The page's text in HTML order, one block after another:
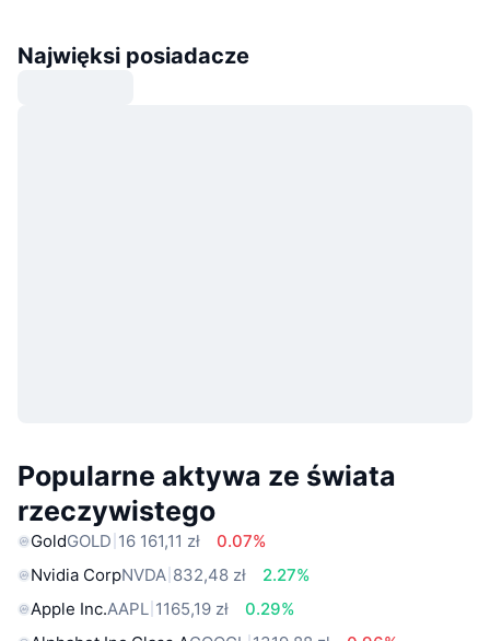
Najwięksi posiadacze
Popularne aktywa ze świata
rzeczywistego
GoldGOLD 16 161,11 zł
0.07%
Nvidia CorpNVDA 832,48 zł
2.27%
Apple Inc.AAPL 1165,19 zł
0.29%